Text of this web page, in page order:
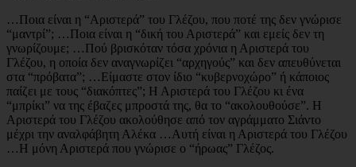
…Ποια είναι η “Αριστερά” του Γλέζου, που ποτέ της δεν γνώρισε
“μαντρί”; …Ποια είναι η “δική του Αριστερά” και εμείς δεν τη
γνωρίζουμε; …Πού βρισκόταν τόσα χρόνια η Αριστερά του
Γλέζου, η οποία δεν αναγνωρίζει “αρχηγούς” και δεν απευθύνεται
στα “πρόβατα”; …Είμαστε στον ίδιο “κυβερνοχώρο” ή κάποιος
παίζει με τους “διακόπτες”; Η Αριστερά του Γλέζου κι ένα
“μπρίκι” να της έβαζες μπροστά της, θα το “ακολουθούσε”. Η
Αριστερά του Γλέζου ακολούθησε από τον αγράμματο Σιάντο
μέχρι την αναλφάβητη Αλέκα …Αυτή είναι η Αριστερά του Γλέζου
…Η μόνη Αριστερά που γνώρισε ο “ήρωας” Γλέζος.